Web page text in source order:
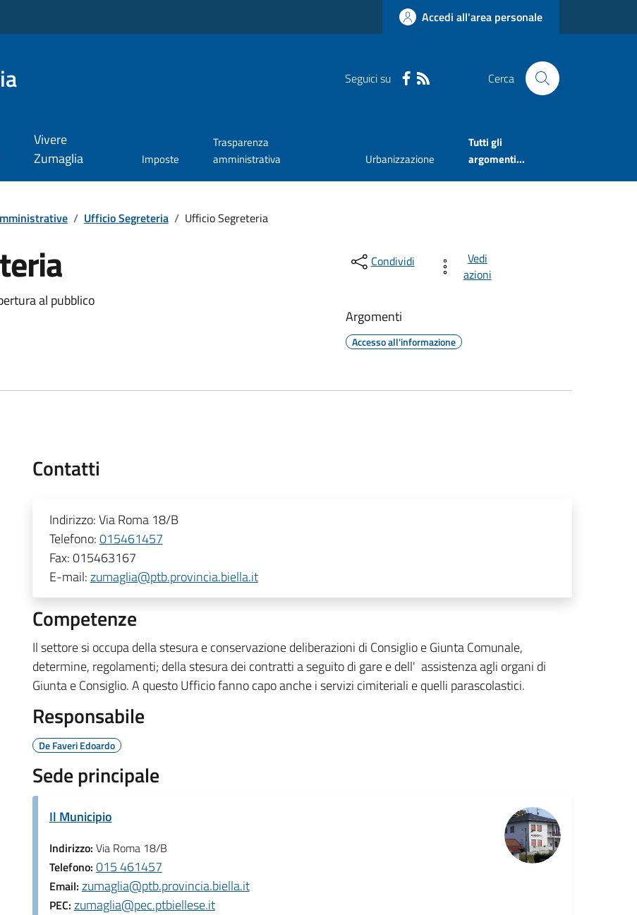
Accedi all'area personale
Seguici su Cerca
Vivere
Zumaglia
Imposte
Trasparenza
amministrativa
Urbanizzazione
Tutti gli
argomenti...
/ Ufficio Segreteria / Ufficio Segreteria
al pubblico
Condividi
Vedi
azioni
Argomenti
Accesso all'informazione
Contatti
Indirizzo:Via Roma 18/B
Telefono:015461457
Fax:015463167
E-mail:zumaglia@ptb.provincia.biella.it
Competenze
Il settore si occupa della stesura e conservazione deliberazioni di Consiglio e Giunta Comunale,
determine, regolamenti; della stesura dei contratti a seguito di gare e dell' assistenza agli organi di
Giunta e Consiglio. A questo Ufficio fanno capo anche i servizi cimiteriali e quelli parascolastici.
Responsabile
De Faveri Edoardo
Sede principale
Il Municipio
Indirizzo: Via Roma 18/B
Telefono: 015 461457
Email: zumaglia@ptb.provincia.biella.it
PEC: zumaglia@pec.ptbiellese.it